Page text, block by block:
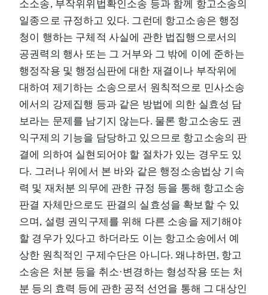
소소송, 부작위위법확인소송 등과 함께 항고소송의
일종으로 규정하고 있다. 그런데 항고소송은 행정
청이 행하는 구체적 사실에 관한 법집행으로서의
공권력의 행사 또는 그 거부와 그 밖에 이에 준하는
행정작용 및 행정심판에 대한 재결이나 부작위에
대하여 제기하는 소송으로서 원칙적으로 민사소송
에서의 강제집행 등과 같은 방법에 의한 실효성 담
보라는 문제를 남기지 않는다. 물론 항고소송도 권
익구제의 기능을 담당하고 있으므로 항고소송의 판
결에 의하여 실현되어야 할 절차가 있는 경우도 있
다. 그러나 위에서 본 바와 같은 행정소송법상 기속
력 및 재처분 의무에 관한 규정 등을 통해 항고소송
판결 자체만으로도 판결의 실효성을 확보할 수 있
으며, 설령 권익구제를 위해 다른 소송을 제기해야
할 경우가 있다고 하더라도 이는 항고소송에서 예
상한 원칙적인 구제수단은 아니다. 왜냐하면, 항고
소송은 처분 등을 취소·변경하는 형성작용 또는 처
분 등의 효력 등에 관한 공적 선언을 통해 그 대상인